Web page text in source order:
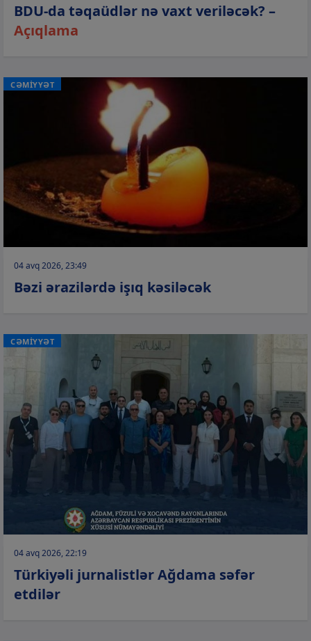
BDU-da təqaüdlər nə vaxt veriləcək? –
Açıqlama
CƏMİYYƏT
04 avq 2026, 23:49
Bəzi ərazilərdə işıq kəsiləcək
CƏMİYYƏT
04 avq 2026, 22:19
Türkiyəli jurnalistlər Ağdama səfər
etdilər